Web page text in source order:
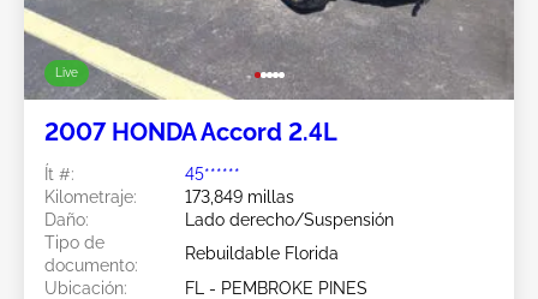
Live
2007 HONDA Accord 2.4L
Ít #:
45******
Kilometraje:
173,849 millas
Daño:
Lado derecho/Suspensión
Tipo de
documento:
Rebuildable Florida
Ubicación:
FL - PEMBROKE PINES